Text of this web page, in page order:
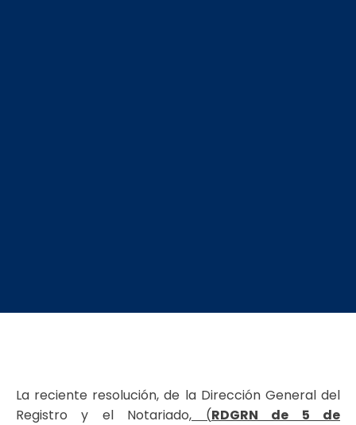
La reciente resolución, de la Dirección General del
Registro y el Notariado, (RDGRN de 5 de